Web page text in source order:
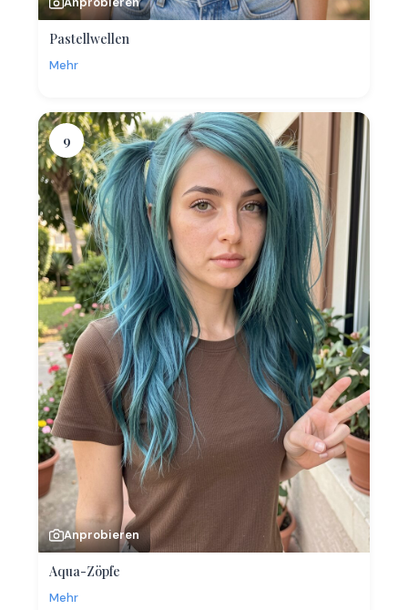
Pastellwellen
Mehr
9
Anprobieren
Aqua-Zöpfe
Mehr